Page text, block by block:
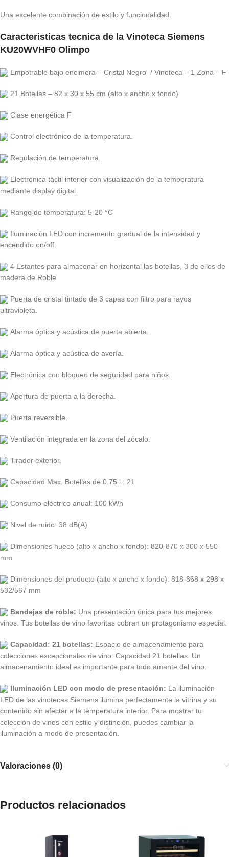
Una excelente combinación de estilo y funcionalidad.
Caracteristicas tecnica de la Vinoteca Siemens
KU20WVHF0 Olimpo
Empotrable bajo encimera – Cristal Negro / Vinoteca – 1 Zona – F
21 Botellas – 82 x 30 x 55 cm (alto x ancho x fondo)
Clase energética F
Control electrónico de la temperatura.
Regulación de temperatura.
Electrónica táctil interior con visualización de la temperatura
mediante display digital
Rango de temperatura: 5-20 °C
Iluminación LED con incremento gradual de la intensidad y
encendido on/off.
4 Estantes para almacenar en horizontal las botellas, 3 de ellos de
madera de Roble
Puerta de cristal tintado de 3 capas con filtro para rayos
ultravioleta.
Alarma óptica y acústica de puerta abierta.
Alarma óptica y acústica de avería.
Electrónica con bloqueo de seguridad para niños.
Apertura de puerta a la derecha.
Puerta reversible.
Ventilación integrada en la zona del zócalo.
Tirador exterior.
Capacidad Max. Botellas de 0.75 l.: 21
Consumo eléctrico anual: 100 kWh
Nivel de ruido: 38 dB(A)
Dimensiones hueco (alto x ancho x fondo): 820-870 x 300 x 550
mm
Dimensiones del producto (alto x ancho x fondo): 818-868 x 298 x
532/567 mm
Bandejas de roble: Una presentación única para tus mejores
vinos. Tus botellas de vino favoritas cobran un protagonismo especial.
Capacidad: 21 botellas: Espacio de almacenamiento para
colecciones excepcionales de vino: Capacidad 21 botellas. Un
almacenamiento ideal es importante para todo amante del vino.
Iluminación LED con modo de presentación: La iluminación
LED de las vinotecas Siemens ilumina perfectamente la vitrina y su
contenido sin afectar a la temperatura interior. Para mostrar tu
colección de vinos con estilo y distinción, puedes cambiar la
iluminación a modo de presentación.
Valoraciones (0)
Productos relacionados